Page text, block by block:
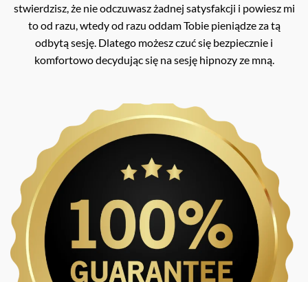
stwierdzisz, że nie odczuwasz żadnej satysfakcji i powiesz mi
to od razu, wtedy od razu oddam Tobie pieniądze za tą
odbytą sesję. Dlatego możesz czuć się bezpiecznie i
komfortowo decydując się na sesję hipnozy ze mną.